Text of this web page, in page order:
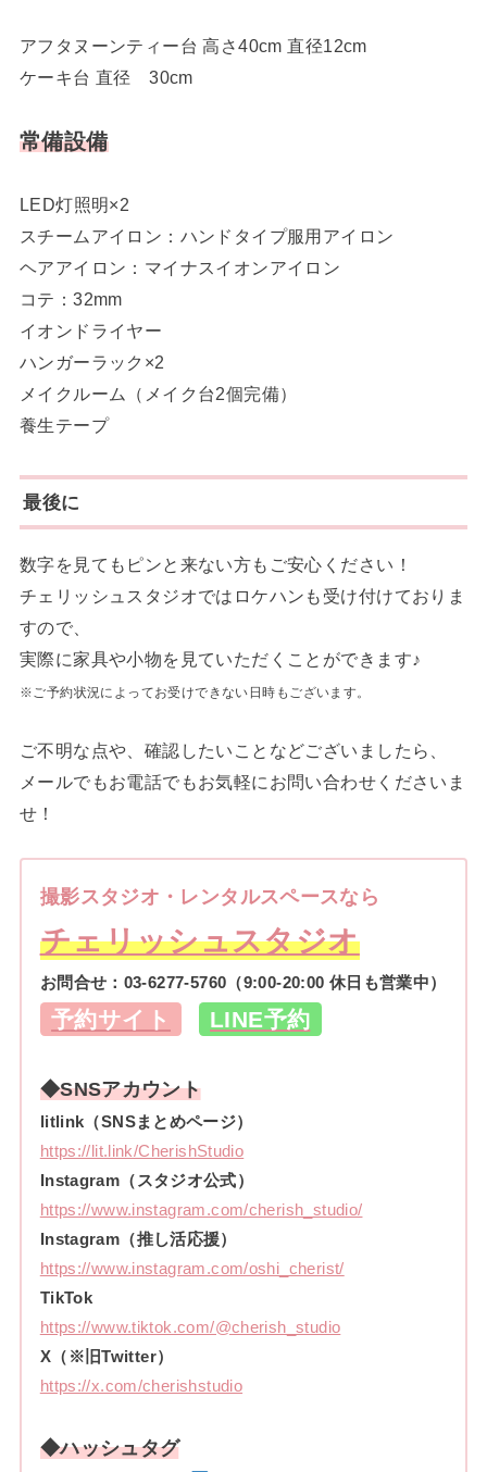
アフタヌーンティー台 高さ40cm 直径12cm
ケーキ台 直径 30cm
常備設備
LED灯照明×2
スチームアイロン：ハンドタイプ服用アイロン
ヘアアイロン：マイナスイオンアイロン
コテ：32mm
イオンドライヤー
ハンガーラック×2
メイクルーム（メイク台2個完備）
養生テープ
最後に
数字を見てもピンと来ない方もご安心ください！
チェリッシュスタジオではロケハンも受け付けておりま
すので、
実際に家具や小物を見ていただくことができます♪
※ご予約状況によってお受けできない日時もございます。
ご不明な点や、確認したいことなどございましたら、
メールでもお電話でもお気軽にお問い合わせくださいま
せ！
撮影スタジオ・レンタルスペースなら
チェリッシュスタジオ
お問合せ： 03-6277-5760 （9:00-20:00 休日も営業中）
予約サイト LINE予約
◆SNSアカウント
litlink（SNSまとめページ）
https://lit.link/CherishStudio
Instagram（スタジオ公式）
https://www.instagram.com/cherish_studio/
Instagram（推し活応援）
https://www.instagram.com/oshi_cherist/
TikTok
https://www.tiktok.com/@cherish_studio
X（※旧Twitter）
https://x.com/cherishstudio
◆ハッシュタグ